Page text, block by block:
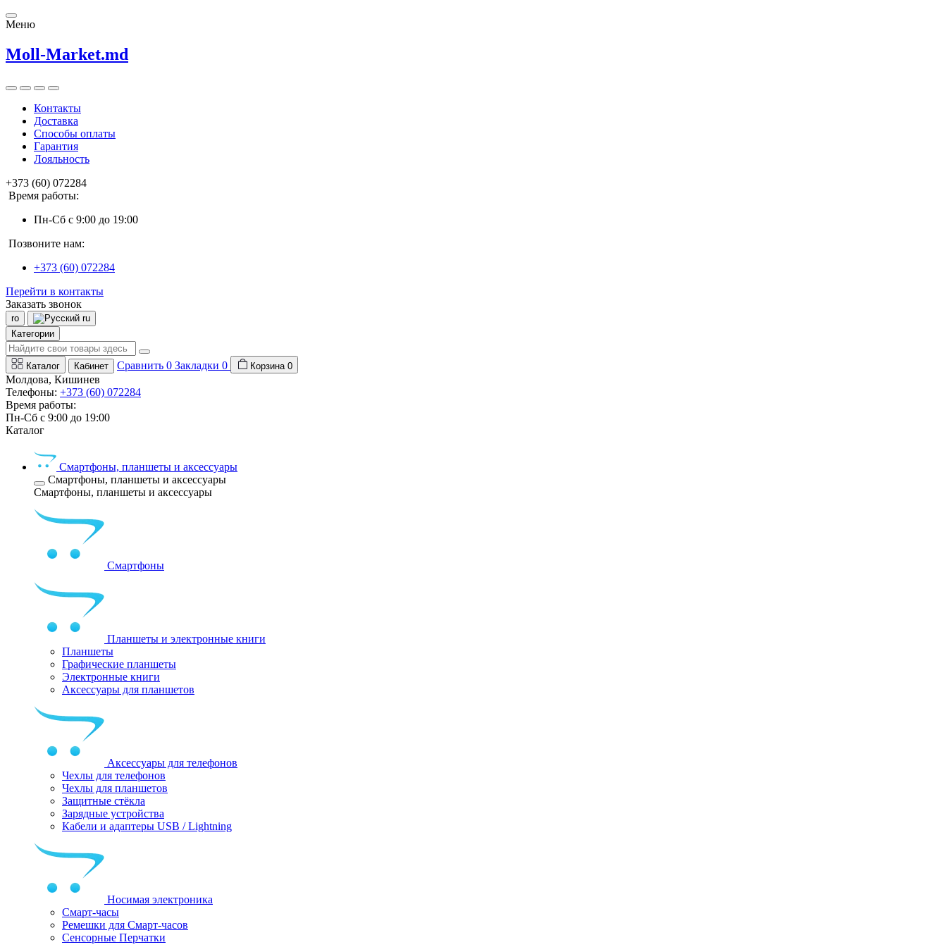
Меню
Moll-Market.md
Контакты
Доставка
Способы оплаты
Гарантия
Лояльность
+373 (60) 072284
Время работы:
Пн-Сб с 9:00 до 19:00
Позвоните нам:
+373 (60) 072284
Перейти в контакты
Заказать звонок
ro
ru
Категории
Каталог Кабинет Сравнить 0 Закладки 0 Корзина 0
Молдова, Кишинев
Телефоны: +373 (60) 072284
Время работы:
Пн-Сб с 9:00 до 19:00
Каталог
Смартфоны, планшеты и аксессуары
Смартфоны, планшеты и аксессуары
Смартфоны, планшеты и аксессуары
Смартфоны
Планшеты и электронные книги
Планшеты
Графические планшеты
Электронные книги
Аксессуары для планшетов
Аксессуары для телефонов
Чехлы для телефонов
Чехлы для планшетов
Защитные стёкла
Зарядные устройства
Кабели и адаптеры USB / Lightning
Носимая электроника
Смарт-часы
Ремешки для Смарт-часов
Сенсорные Перчатки